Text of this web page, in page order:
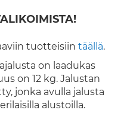
tuotteisiin täällä.
on laadukas
on 12 kg. Jalustan
jonka avulla jalusta
alustoilla.